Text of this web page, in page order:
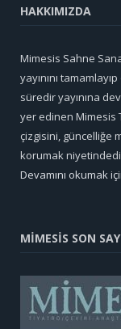
HAKKIMIZDA
Mimesis Sahne
yayınını
süredir yayınına
yer edinen Mimesis
çizgisini, güncelliğe
korumak
Devamını okumak
MİMESİS SON